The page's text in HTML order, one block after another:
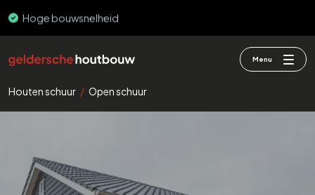
PEFC & FSC
Menu
Houten schuur / Open schuur